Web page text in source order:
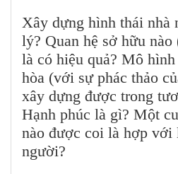
Xây dựng hình thái nhà
lý? Quan hệ sở hữu
là có hiệu quả? Mô
hòa (với sự phác thảo
xây dựng được trong
Hạnh phúc là gì? Một
nào được coi là hợp với
người?